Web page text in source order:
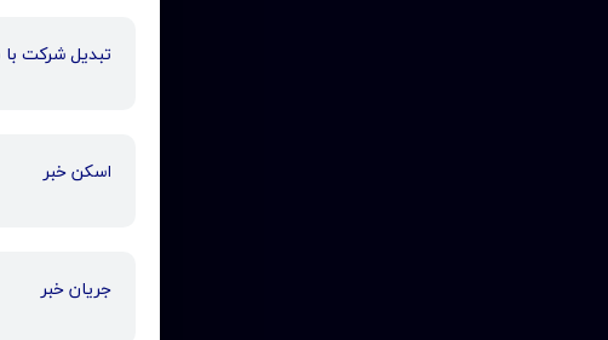
تبدیل شرکت
اسکن خبر
جریان خبر